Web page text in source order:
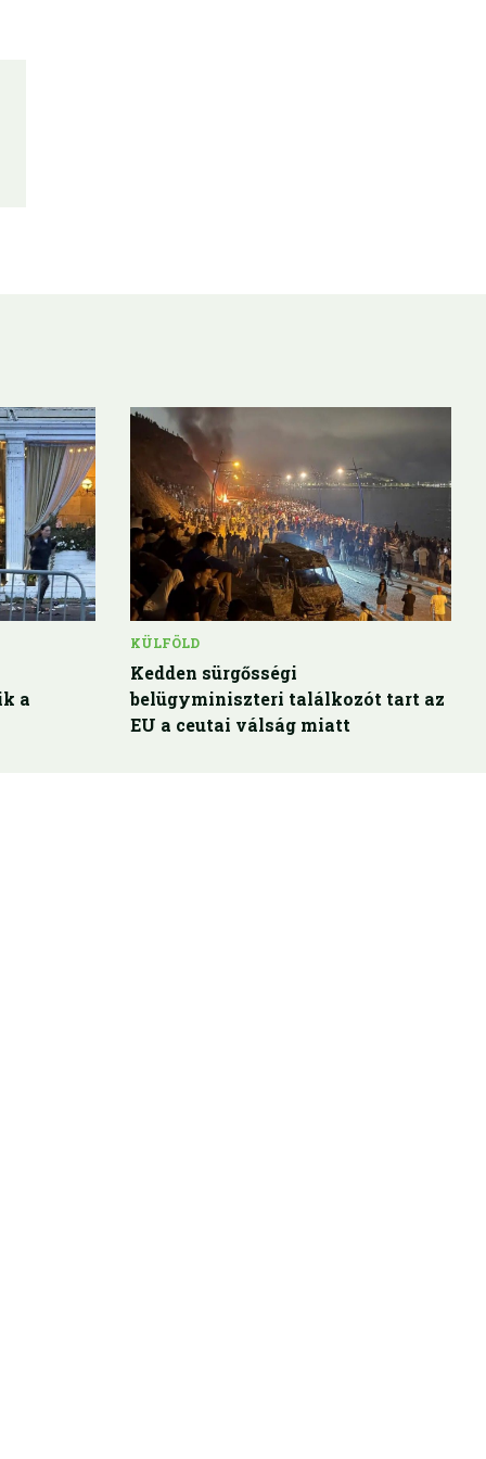
a
KÜLFÖLD
Kedden sürgősségi
belügyminiszteri találkozót tart az
EU a ceutai válság miatt